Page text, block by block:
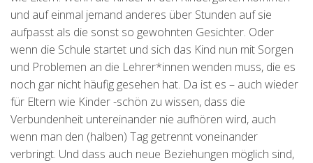
und auf einmal jemand anderes über Stunden auf sie
aufpasst als die sonst so gewohnten Gesichter. Oder
wenn die Schule startet und sich das Kind nun mit Sorgen
und Problemen an die Lehrer*innen wenden muss, die es
noch gar nicht häufig gesehen hat. Da ist es – auch wieder
für Eltern wie Kinder -schön zu wissen, dass die
Verbundenheit untereinander nie aufhören wird, auch
wenn man den (halben) Tag getrennt voneinander
verbringt. Und dass auch neue Beziehungen möglich sind,